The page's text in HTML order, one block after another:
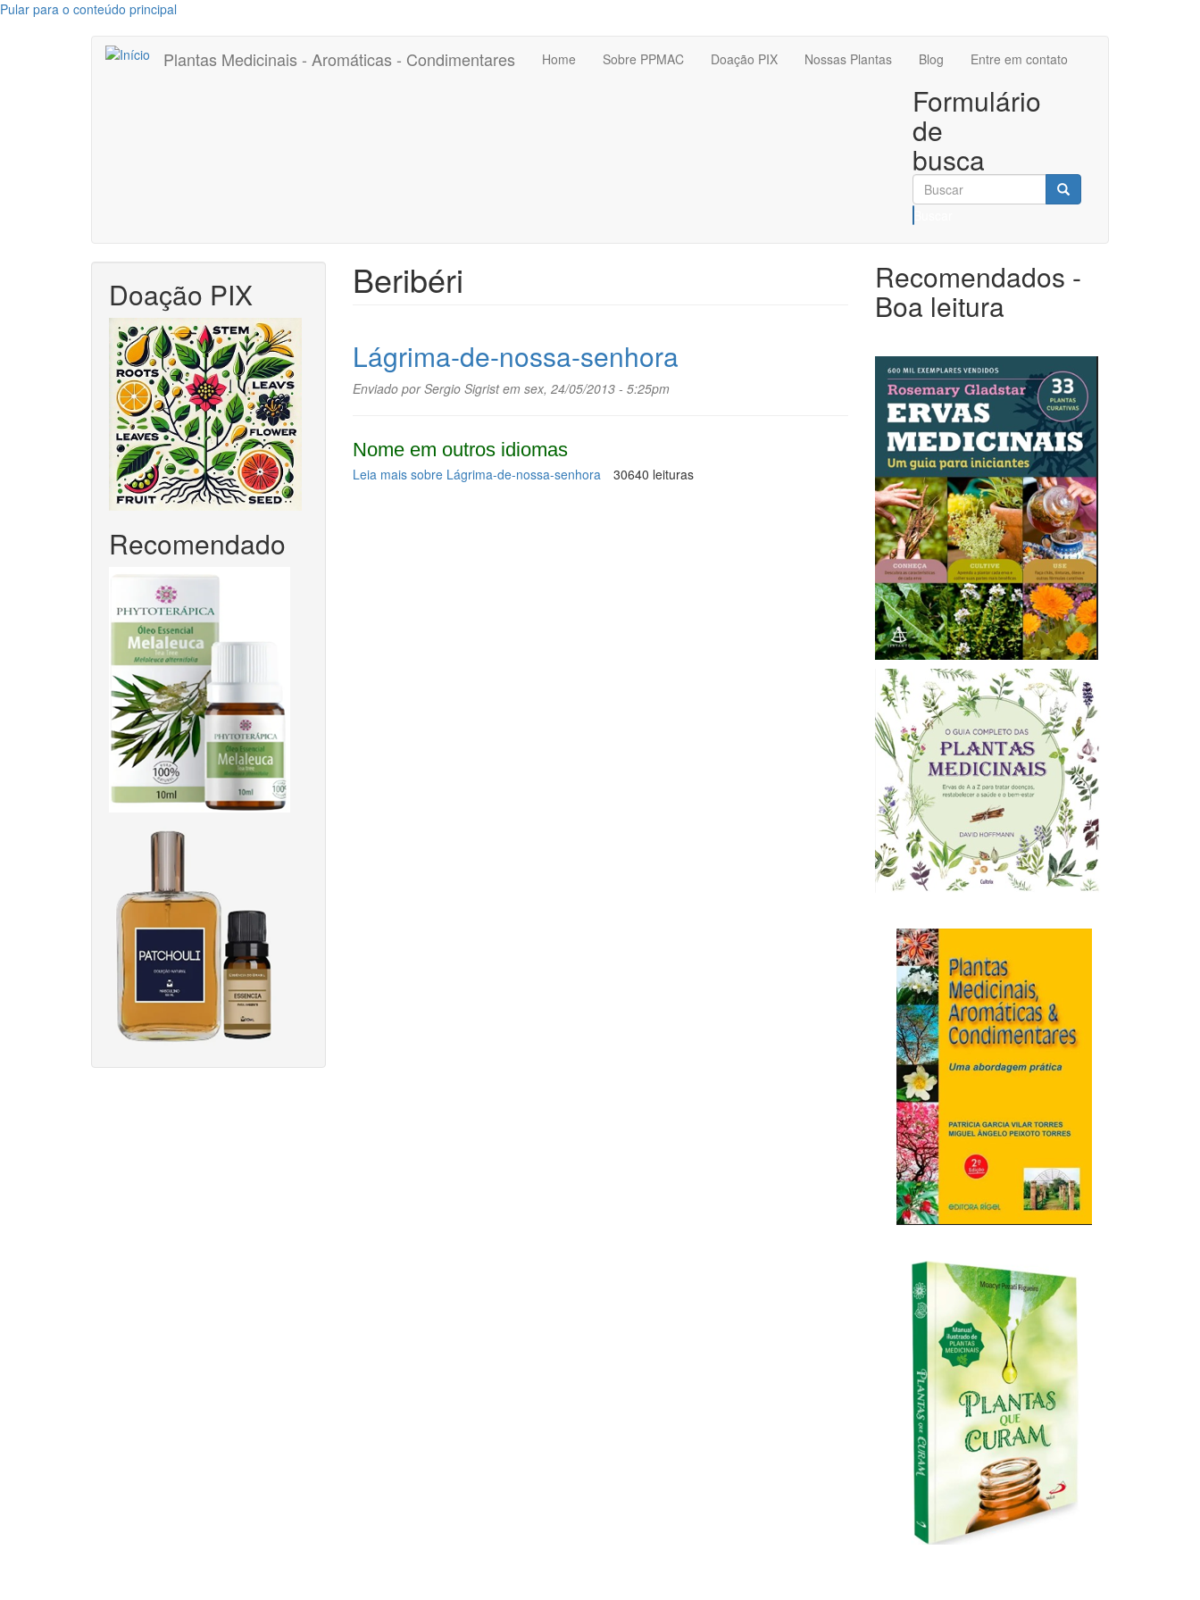
Pular para o conteúdo principal
Plantas Medicinais - Aromáticas - Condimentares Home Sobre PPMAC Doação PIX Nossas Plantas Blog Entre em contato
Formulário
de
busca
Doação PIX
Recomendado
Beribéri
Lágrima-de-nossa-senhora
Enviado porSergio Sigristem sex, 24/05/2013 - 5:25pm
Nome em outros idiomas
Leia maissobre Lágrima-de-nossa-senhora 30640 leituras
Recomendados -
Boa leitura